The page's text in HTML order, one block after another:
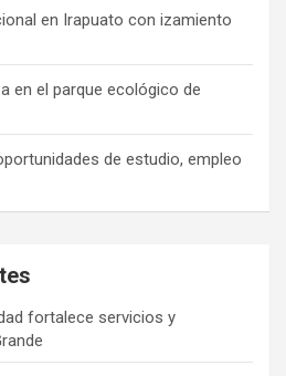
en Irapuato con izamiento
en el parque ecológico de
de estudio, empleo
fortalece servicios y